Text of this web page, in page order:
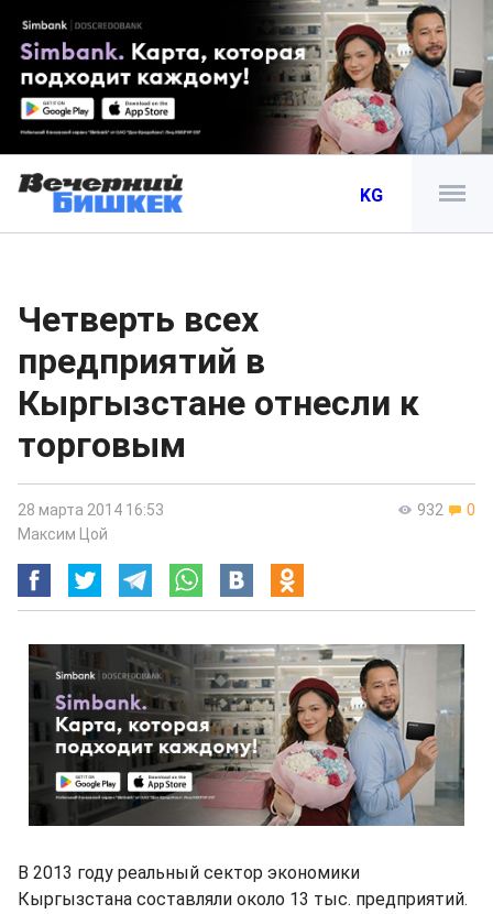
KG
Четверть всех
предприятий в
Кыргызстане отнесли к
торговым
932 0
28 марта 2014 16:53
Максим Цой
В 2013 году реальный сектор экономики
Кыргызстана составляли около 13 тыс. предприятий.